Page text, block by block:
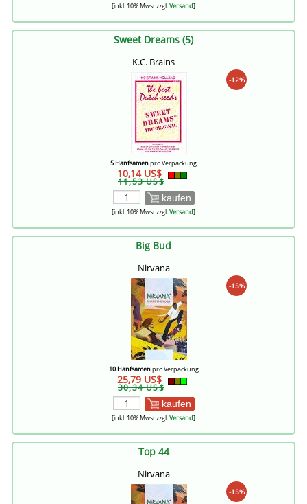
[inkl. 10% Mwst zzgl.Versand]
Sweet Dreams (5)
K.C. Brains
-12%
5 Hanfsamenpro Verpackung
10,14 US$
11,53 US$
kaufen
[inkl. 10% Mwst zzgl.Versand]
Big Bud
Nirvana
-15%
10 Hanfsamenpro Verpackung
25,79 US$
30,34 US$
kaufen
[inkl. 10% Mwst zzgl.Versand]
Top 44
Nirvana
-15%